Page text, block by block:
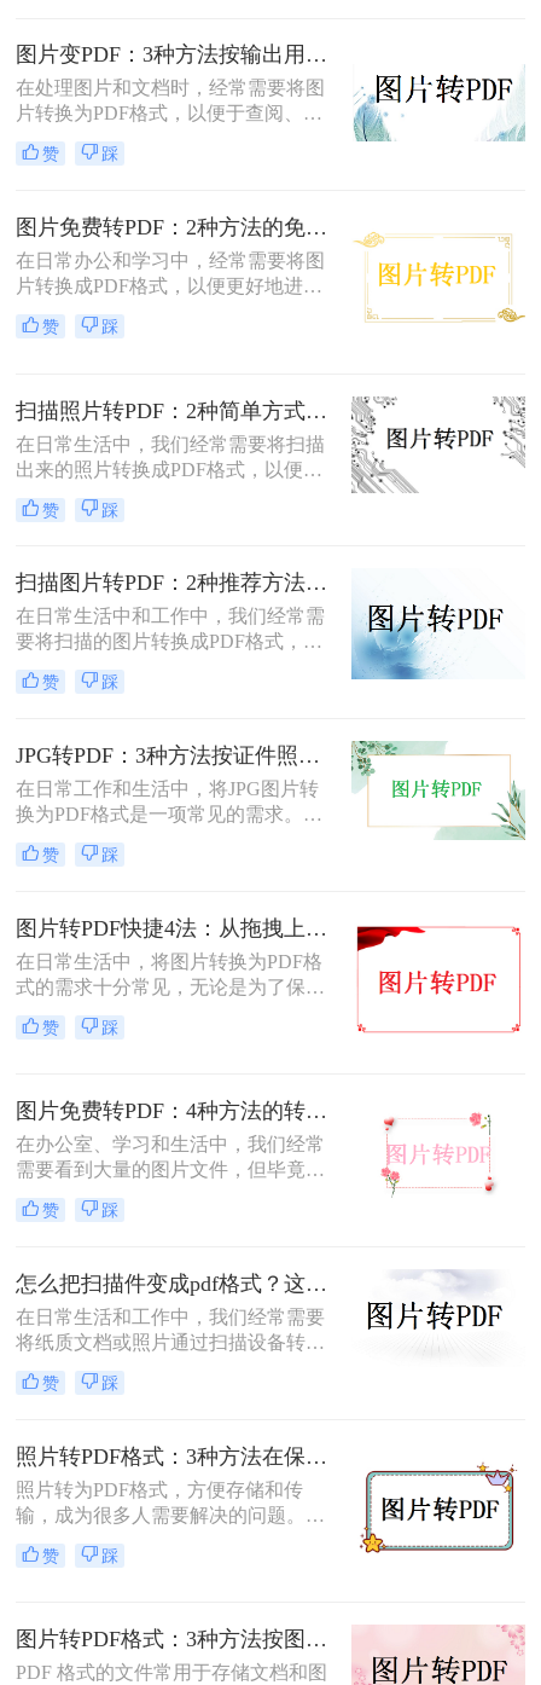
介绍四种将扫描图片转换成PDF的方
法。
图片变PDF：3种方法按输出用途（打印/存档/分享）选！
在处理图片和文档时，经常需要将图
片转换为PDF格式，以便于查阅、分
享或存档。那么如何把图片变成pdf
呢？本文将介绍三种常用的图片转
赞 踩
图片免费转PDF：2种方法的免费额度、水印和画质对比！
在日常办公和学习中，经常需要将图
片转换成PDF格式，以便更好地进行
分享、打印或存档。那么如何把图片
转换成pdf格式免费呢？本文将介绍两
赞 踩
扫描照片转PDF：2种简单方式在身份证和合同上的操作差异！
在日常生活中，我们经常需要将扫描
出来的照片转换成PDF格式，以便于
分享、存储和管理。那么扫描出来的
照片怎么转成pdf呢？本文将介绍两种
赞 踩
扫描图片转PDF：2种推荐方法的清晰度调优和文件压缩！
在日常生活中和工作中，我们经常需
要将扫描的图片转换成PDF格式，以
便于文档的管理、共享和打印。那么
扫描图片怎么转换成pdf呢？本文将介
方法。
赞 踩
JPG转PDF：3种方法按证件照、截图和风景照分别推荐！
在日常工作和生活中，将JPG图片转
换为PDF格式是一项常见的需求。
PDF格式具有跨平台兼容性、易于阅
读和保护隐私等优点，因此广泛应用
转换pdf呢？本文将介绍三种将JPG图
片转换为PDF的方法。
赞 踩
图片转PDF快捷4法：从拖拽上传到批量导出的操作流程！
在日常生活中，将图片转换为PDF格
式的需求十分常见，无论是为了保存
照片、制作电子相册，还是为了提交
报告和简历中的图片资料。那么图片
完成图片到PDF的转换。
赞 踩
图片免费转PDF：4种方法的转换速度和画质损失对比！
在办公室、学习和生活中，我们经常
需要看到大量的图片文件，但毕竟，
一张一张地看照片相对麻烦，所以我
们通常会把照片变成PDF。事实上，
天，我将教你图片转为pdf怎么弄免费
的。
赞 踩
怎么把扫描件变成pdf格式？这三种方法简单又实用！
在日常生活和工作中，我们经常需要
将纸质文档或照片通过扫描设备转化
为数字格式，并进一步将其保存为
PDF文件，以便于分享、存储和查
呢？本文将介绍三种将扫描件转换成
PDF格式的方法。
赞 踩
照片转PDF格式：3种方法在保留EXIF信息和画质上的差异！
照片转为PDF格式，方便存储和传
输，成为很多人需要解决的问题。无
论是为了整理相册、备份照片，还是
为了表格化、合并分享，PDF格式都
简单而快速的方法，帮助您轻松实现
照片转PDF的操作。
赞 踩
图片转PDF格式：3种方法按图片来源（手机/相机/截图）选！
PDF 格式的文件常用于存储文档和图